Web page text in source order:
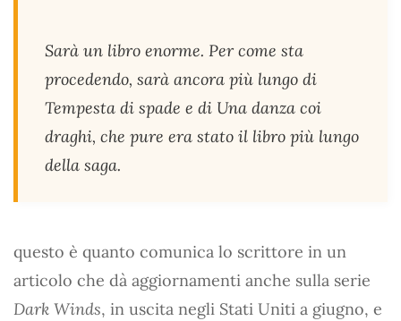
Sarà un libro enorme. Per come sta
procedendo, sarà ancora più lungo di
Tempesta di spade e di Una danza coi
draghi, che pure era stato il libro più lungo
della saga.
questo è quanto comunica lo scrittore in un
articolo che dà aggiornamenti anche sulla serie
Dark Winds, in uscita negli Stati Uniti a giugno, e